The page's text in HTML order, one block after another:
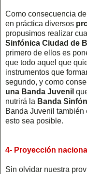
Como consecuencia
en práctica diversos
propusimos realizar
Sinfónica Ciudad de
primero de ellos es
que todo aquel que
instrumentos que
segundo, y como
una Banda Juvenil
nutrirá la Banda
Banda Juvenil
esto sea posible.
4- Proyección
Sin olvidar nuestra